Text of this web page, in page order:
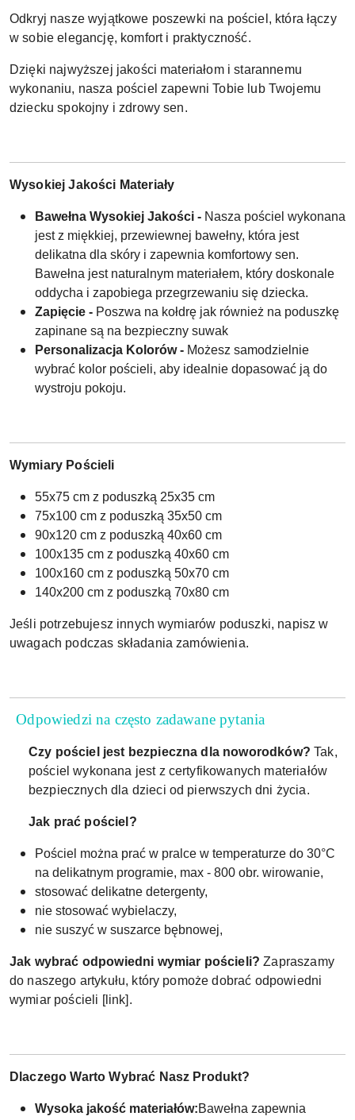
Odkryj nasze wyjątkowe poszewki na pościel, która łączy
w sobie elegancję, komfort i praktyczność.
Dzięki najwyższej jakości materiałom i starannemu
wykonaniu, nasza pościel zapewni Tobie lub Twojemu
dziecku spokojny i zdrowy sen.
Wysokiej Jakości Materiały
Bawełna Wysokiej Jakości - Nasza pościel wykonana
jest z miękkiej, przewiewnej bawełny, która jest
delikatna dla skóry i zapewnia komfortowy sen.
Bawełna jest naturalnym materiałem, który doskonale
oddycha i zapobiega przegrzewaniu się dziecka.
Zapięcie - Poszwa na kołdrę jak również na poduszkę
zapinane są na bezpieczny suwak
Personalizacja Kolorów - Możesz samodzielnie
wybrać kolor pościeli, aby idealnie dopasować ją do
wystroju pokoju.
Wymiary Pościeli
55x75 cm z poduszką 25x35 cm
75x100 cm z poduszką 35x50 cm
90x120 cm z poduszką 40x60 cm
100x135 cm z poduszką 40x60 cm
100x160 cm z poduszką 50x70 cm
140x200 cm z poduszką 70x80 cm
Jeśli potrzebujesz innych wymiarów poduszki, napisz w
uwagach podczas składania zamówienia.
Odpowiedzi na często zadawane pytania
Czy pościel jest bezpieczna dla noworodków?Tak,
pościel wykonana jest z certyfikowanych materiałów
bezpiecznych dla dzieci od pierwszych dni życia.
Jak prać pościel?
Pościel można prać w pralce w temperaturze do 30°C
na delikatnym programie, max - 800 obr. wirowanie,
stosować delikatne detergenty,
nie stosować wybielaczy,
nie suszyć w suszarce bębnowej,
Jak wybrać odpowiedni wymiar pościeli?Zapraszamy
do naszego artykułu, który pomoże dobrać odpowiedni
wymiar pościeli [link].
Dlaczego Warto Wybrać Nasz Produkt?
Wysoka jakość materiałów:Bawełna zapewnia